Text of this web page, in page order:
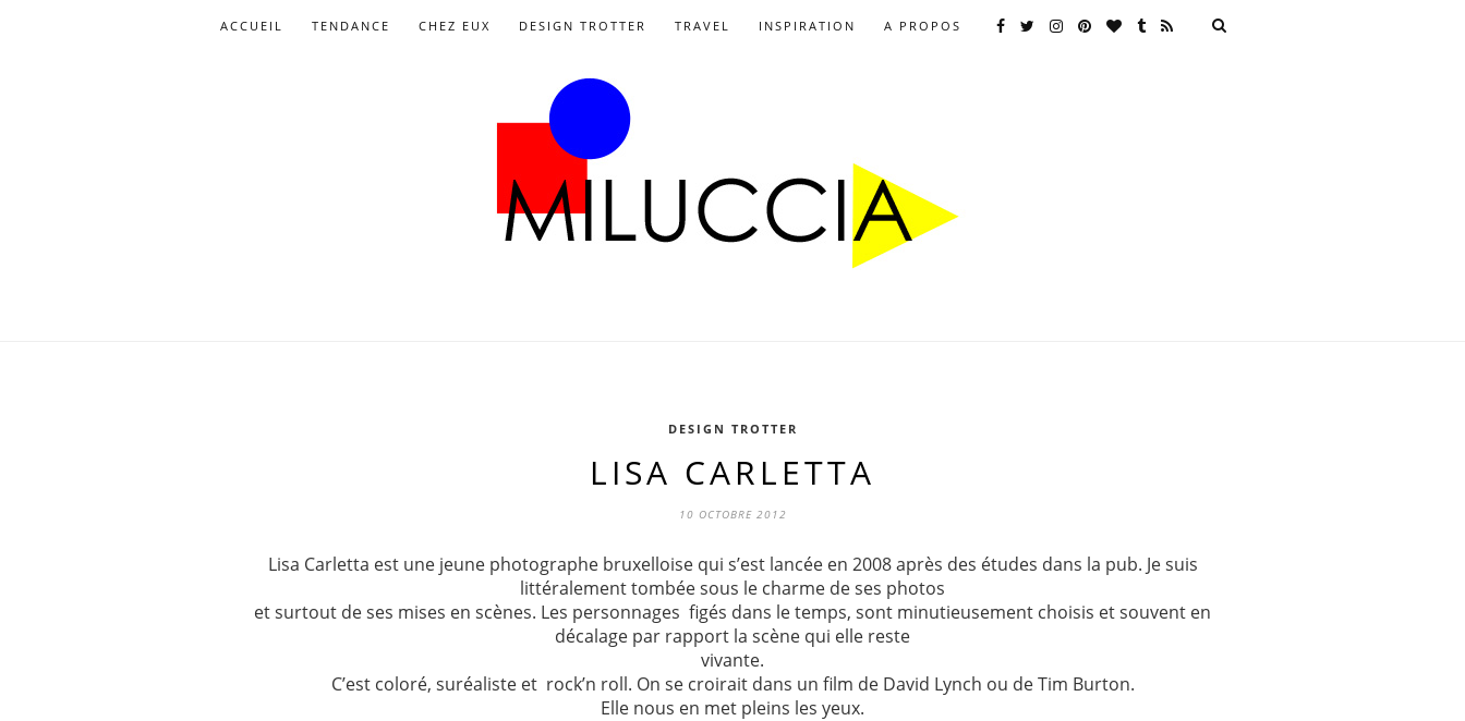
ACCUEIL TENDANCE CHEZ EUX DESIGN TROTTER TRAVEL INSPIRATION A PROPOS
DESIGN TROTTER
LISA CARLETTA
10 OCTOBRE 2012
Lisa Carletta est une jeune photographe bruxelloise qui s’est lancée en 2008 après des études dans la pub. Je suis
littéralement tombée sous le charme de ses photos
et surtout de ses mises en scènes. Les personnages figés dans le temps, sont minutieusement choisis et souvent en
décalage par rapport la scène qui elle reste
vivante.
C’est coloré, suréaliste et rock’n roll. On se croirait dans un film de David Lynch ou de Tim Burton.
Elle nous en met pleins les yeux.